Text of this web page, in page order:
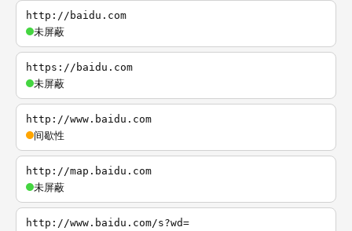
http://baidu.com
未屏蔽
https://baidu.com
未屏蔽
http://www.baidu.com
间歇性
http://map.baidu.com
未屏蔽
http://www.baidu.com/s?wd=